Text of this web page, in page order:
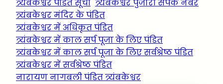
त्र्यंबकेश्वर पंडित सूची त्र्यंबकेश्वर पुजारी संपर्क नंबर
त्र्यंबकेश्वर मंदिर के पंडित
त्र्यंबकेश्वर में अधिकृत पंडित
त्र्यंबकेश्वर में काल सर्प पूजा के लिए पंडित
त्र्यंबकेश्वर में काल सर्प पूजा के लिए सर्वश्रेष्ठ पंडित
त्र्यंबकेश्वर में सर्वश्रेष्ठ पंडित
नारायण नागबली पंडित त्र्यंबकेश्वर